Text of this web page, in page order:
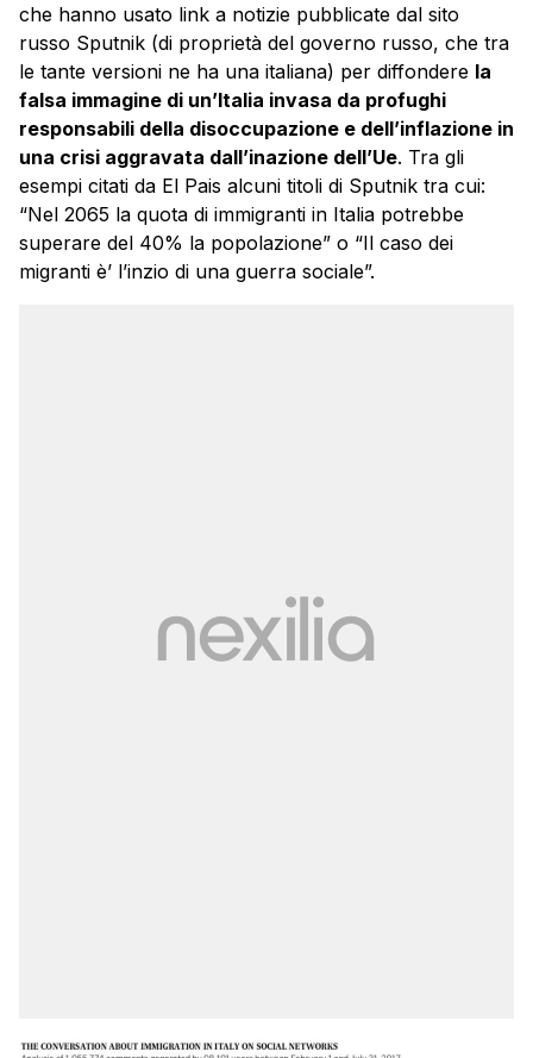
che hanno usato link a notizie pubblicate dal sito
russo Sputnik (di proprietà del governo russo, che tra
le tante versioni ne ha una italiana) per diffondere la
falsa immagine di un’Italia invasa da profughi
responsabili della disoccupazione e dell’inflazione in
una crisi aggravata dall’inazione dell’Ue. Tra gli
esempi citati da El Pais alcuni titoli di Sputnik tra cui:
“Nel 2065 la quota di immigranti in Italia potrebbe
superare del 40% la popolazione” o “Il caso dei
migranti è’ l’inzio di una guerra sociale”.